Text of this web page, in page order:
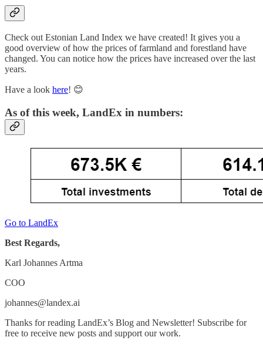
Check out Estonian Land Index we have created! It gives you a
good overview of how the prices of farmland and forestland have
changed. You can notice how the prices have increased over the last
years.
Have a look here! 😊
As of this week, LandEx in numbers:
Go to LandEx
Best Regards,
Karl Johannes Artma
COO
johannes@landex.ai
Thanks for reading LandEx’s Blog and Newsletter! Subscribe for
free to receive new posts and support our work.